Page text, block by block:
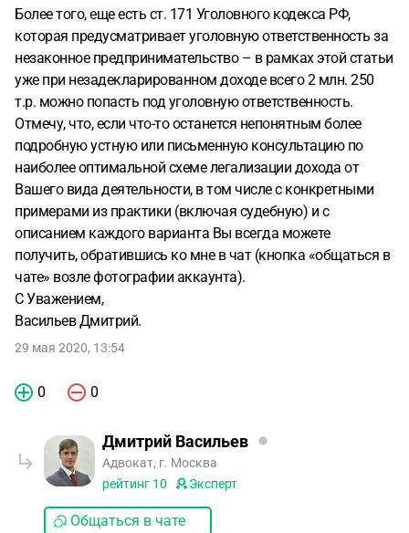
Более того, еще есть ст. 171 Уголовного кодекса РФ,
которая предусматривает уголовную ответственность за
незаконное предпринимательство – в рамках этой статьи
уже при незадекларированном доходе всего 2 млн. 250
т.р. можно попасть под уголовную ответственность.
Отмечу, что, если что-то останется непонятным более
подробную устную или письменную консультацию по
наиболее оптимальной схеме легализации дохода от
Вашего вида деятельности, в том числе с конкретными
примерами из практики (включая судебную) и с
описанием каждого варианта Вы всегда можете
получить, обратившись ко мне в чат (кнопка «общаться в
чате» возле фотографии аккаунта).
С Уважением,
Васильев Дмитрий.
29 мая 2020, 13:54
0 0
Дмитрий Васильев
Адвокат, г. Москва
рейтинг 10 Эксперт
Общаться в чате